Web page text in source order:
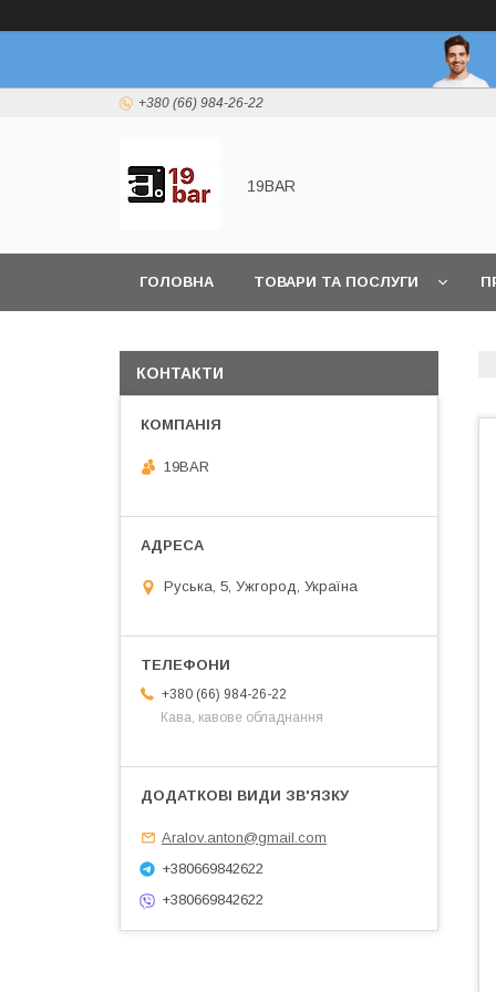
+380 (66) 984-26-22
19BAR
ГОЛОВНА ТОВАРИ ТА ПОСЛУГИ
КОНТАКТИ
19BAR
Руська, 5, Ужгород, Україна
+380 (66) 984-26-22
Кава, кавове обладнання
Aralov.anton@gmail.com
+380669842622
+380669842622